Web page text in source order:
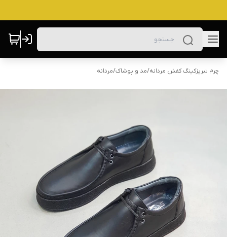
چرم تبریزکینگ کفش مردانه/مد و پوشاک/مردانه